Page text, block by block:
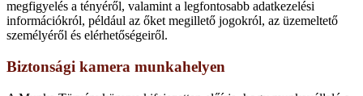
megfigyelés a tényéről, valamint a legfontosabb adatkezelési
információkról, például az őket megillető jogokról, az üzemeltető
személyéről és elérhetőségeiről.
Biztonsági kamera munkahelyen